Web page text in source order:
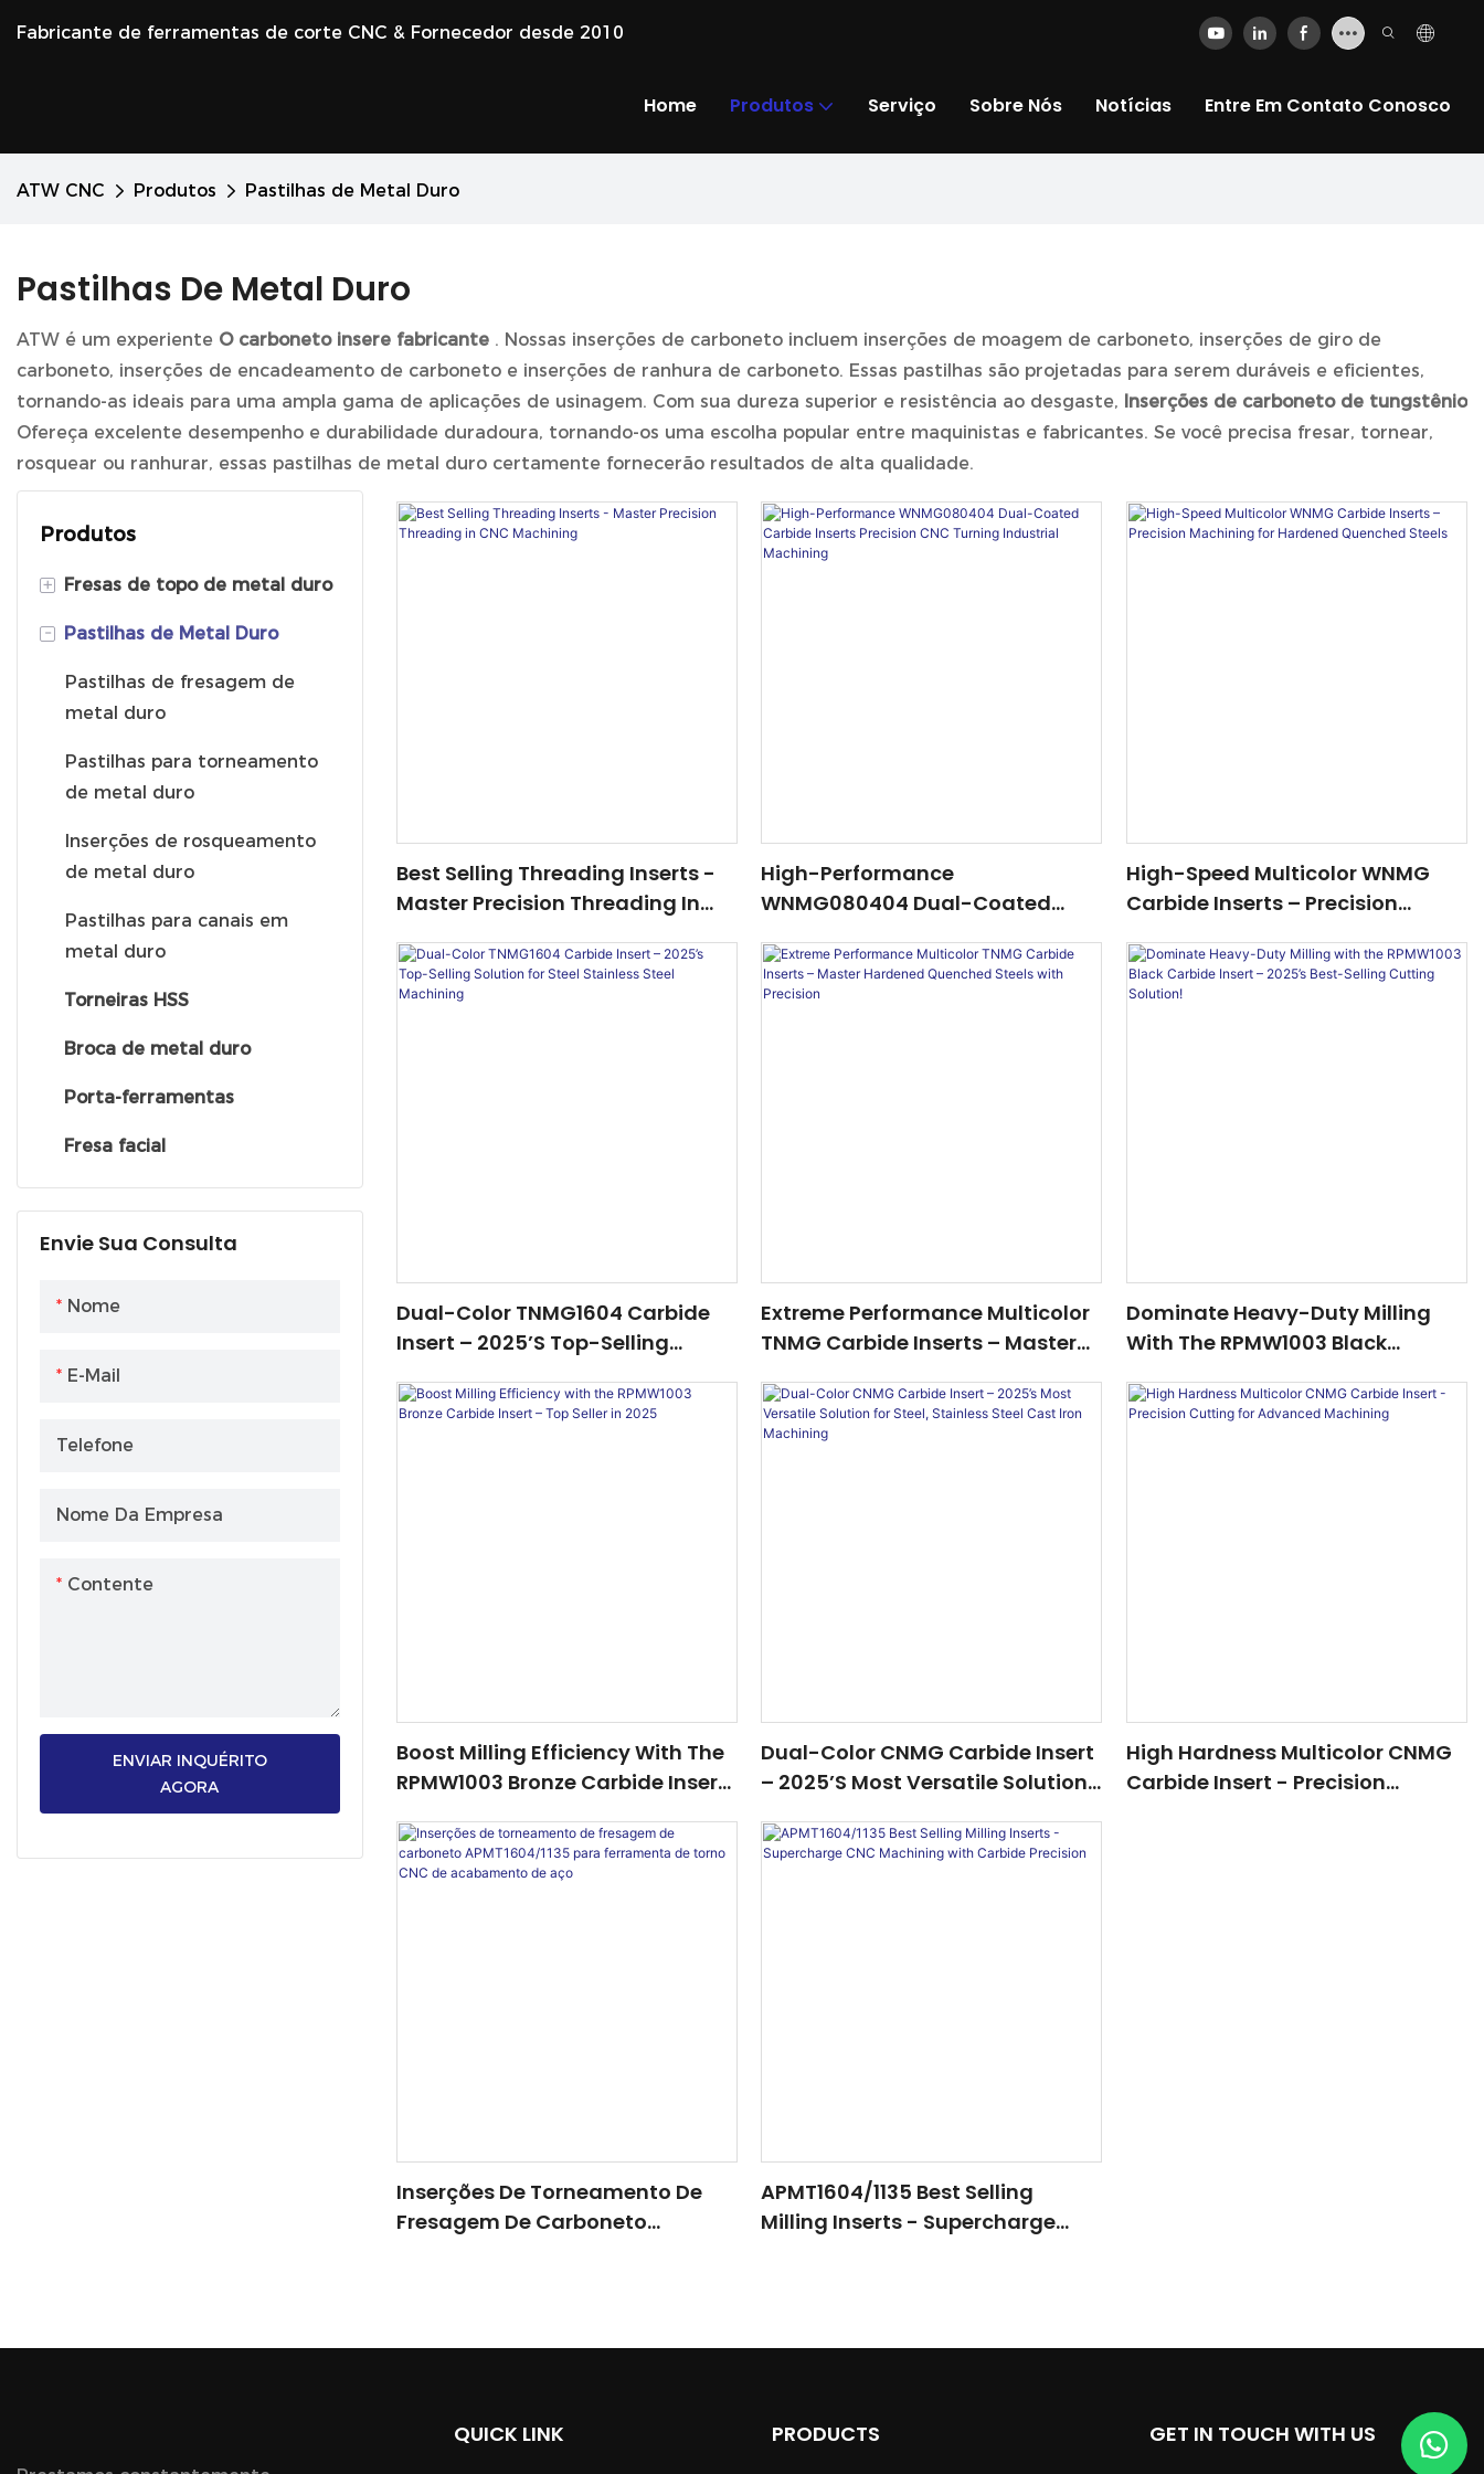
Fabricante de ferramentas de corte CNC & Fornecedor desde 2010
Home Produtos Serviço Sobre Nós Notícias Entre Em Contato Conosco
ATW CNC Produtos Pastilhas de Metal Duro
Pastilhas De Metal Duro
ATW é um experiente O carboneto insere fabricante . Nossas inserções de carboneto incluem inserções de moagem de carboneto, inserções de giro de
carboneto, inserções de encadeamento de carboneto e inserções de ranhura de carboneto. Essas pastilhas são projetadas para serem duráveis ​​e eficientes,
tornando-as ideais para uma ampla gama de aplicações de usinagem. Com sua dureza superior e resistência ao desgaste, Inserções de carboneto de tungstênio
Ofereça excelente desempenho e durabilidade duradoura, tornando-os uma escolha popular entre maquinistas e fabricantes. Se você precisa fresar, tornear,
rosquear ou ranhurar, essas pastilhas de metal duro certamente fornecerão resultados de alta qualidade.
Produtos
+ Fresas de topo de metal duro
Fresa de ponta esférica
Fresa de topo com raio de
canto
Fresa de topo quadrado
- Pastilhas de Metal Duro
Pastilhas de fresagem de
metal duro
Pastilhas para torneamento
de metal duro
Inserções de rosqueamento
de metal duro
Pastilhas para canais em
metal duro
Torneiras HSS
Broca de metal duro
Porta-ferramentas
Fresa facial
Envie Sua Consulta
Nome
E-Mail
Telefone
Nome Da Empresa
Contente
ENVIAR INQUÉRITO
AGORA
Best Selling Threading Inserts -
Master Precision Threading In
High-Performance
WNMG080404 Dual-Coated
Turning <000000> Industrial
Machining
High-Speed Multicolor WNMG
Carbide Inserts – Precision
Quenched Steels
Dual-Color TNMG1604 Carbide
Insert – 2025’s Top-Selling
Stainless Steel Machining
Extreme Performance Multicolor
TNMG Carbide Inserts – Master
Precision
Dominate Heavy-Duty Milling
With The RPMW1003 Black
Selling Cutting Solution!
Boost Milling Efficiency With The
RPMW1003 Bronze Carbide Insert
Dual-Color CNMG Carbide Insert
– 2025’s Most Versatile Solution
<000000> Cast Iron Machining
High Hardness Multicolor CNMG
Carbide Insert - Precision
Inserções De Torneamento De
Fresagem De Carboneto
APMT1604/1135 Best Selling
Milling Inserts - Supercharge
QUICK LINK PRODUCTS GET IN TOUCH WITH US